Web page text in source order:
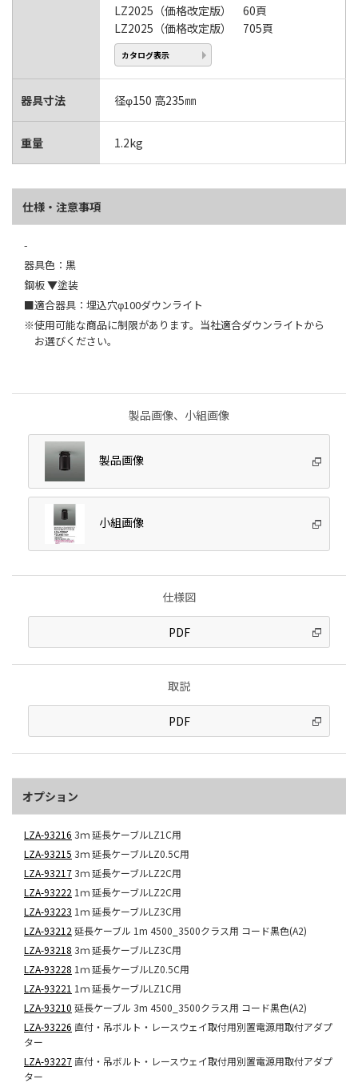
LZ2025（価格改定版） 60頁
LZ2025（価格改定版） 705頁
カタログ表示
器具寸法 径φ150 高235㎜
重量 1.2kg
仕様・注意事項
-
器具色：黒
鋼板 ▼塗装
■適合器具：埋込穴φ100ダウンライト
※使用可能な商品に制限があります。当社適合ダウンライトから
お選びください。
製品画像、小組画像
製品画像
小組画像
仕様図
PDF
取説
PDF
オプション
LZA-93216 3ｍ 延長ケーブルLZ1C用
LZA-93215 3ｍ 延長ケーブルLZ0.5C用
LZA-932173ｍ 延長ケーブルLZ2C用
LZA-93222 1ｍ 延長ケーブルLZ2C用
LZA-93223 1ｍ 延長ケーブルLZ3C用
LZA-93212 延長ケーブル 1m 4500_3500クラス用 コード黒色(A2)
LZA-93218 3ｍ 延長ケーブルLZ3C用
LZA-93228 1ｍ 延長ケーブルLZ0.5C用
LZA-93221 1ｍ 延長ケーブルLZ1C用
LZA-93210 延長ケーブル 3m 4500_3500クラス用 コード黒色(A2)
LZA-93226 直付・吊ボルト・レースウェイ取付用別置電源用取付アダプ
ター
LZA-93227 直付・吊ボルト・レースウェイ取付用別置電源用取付アダプ
ター